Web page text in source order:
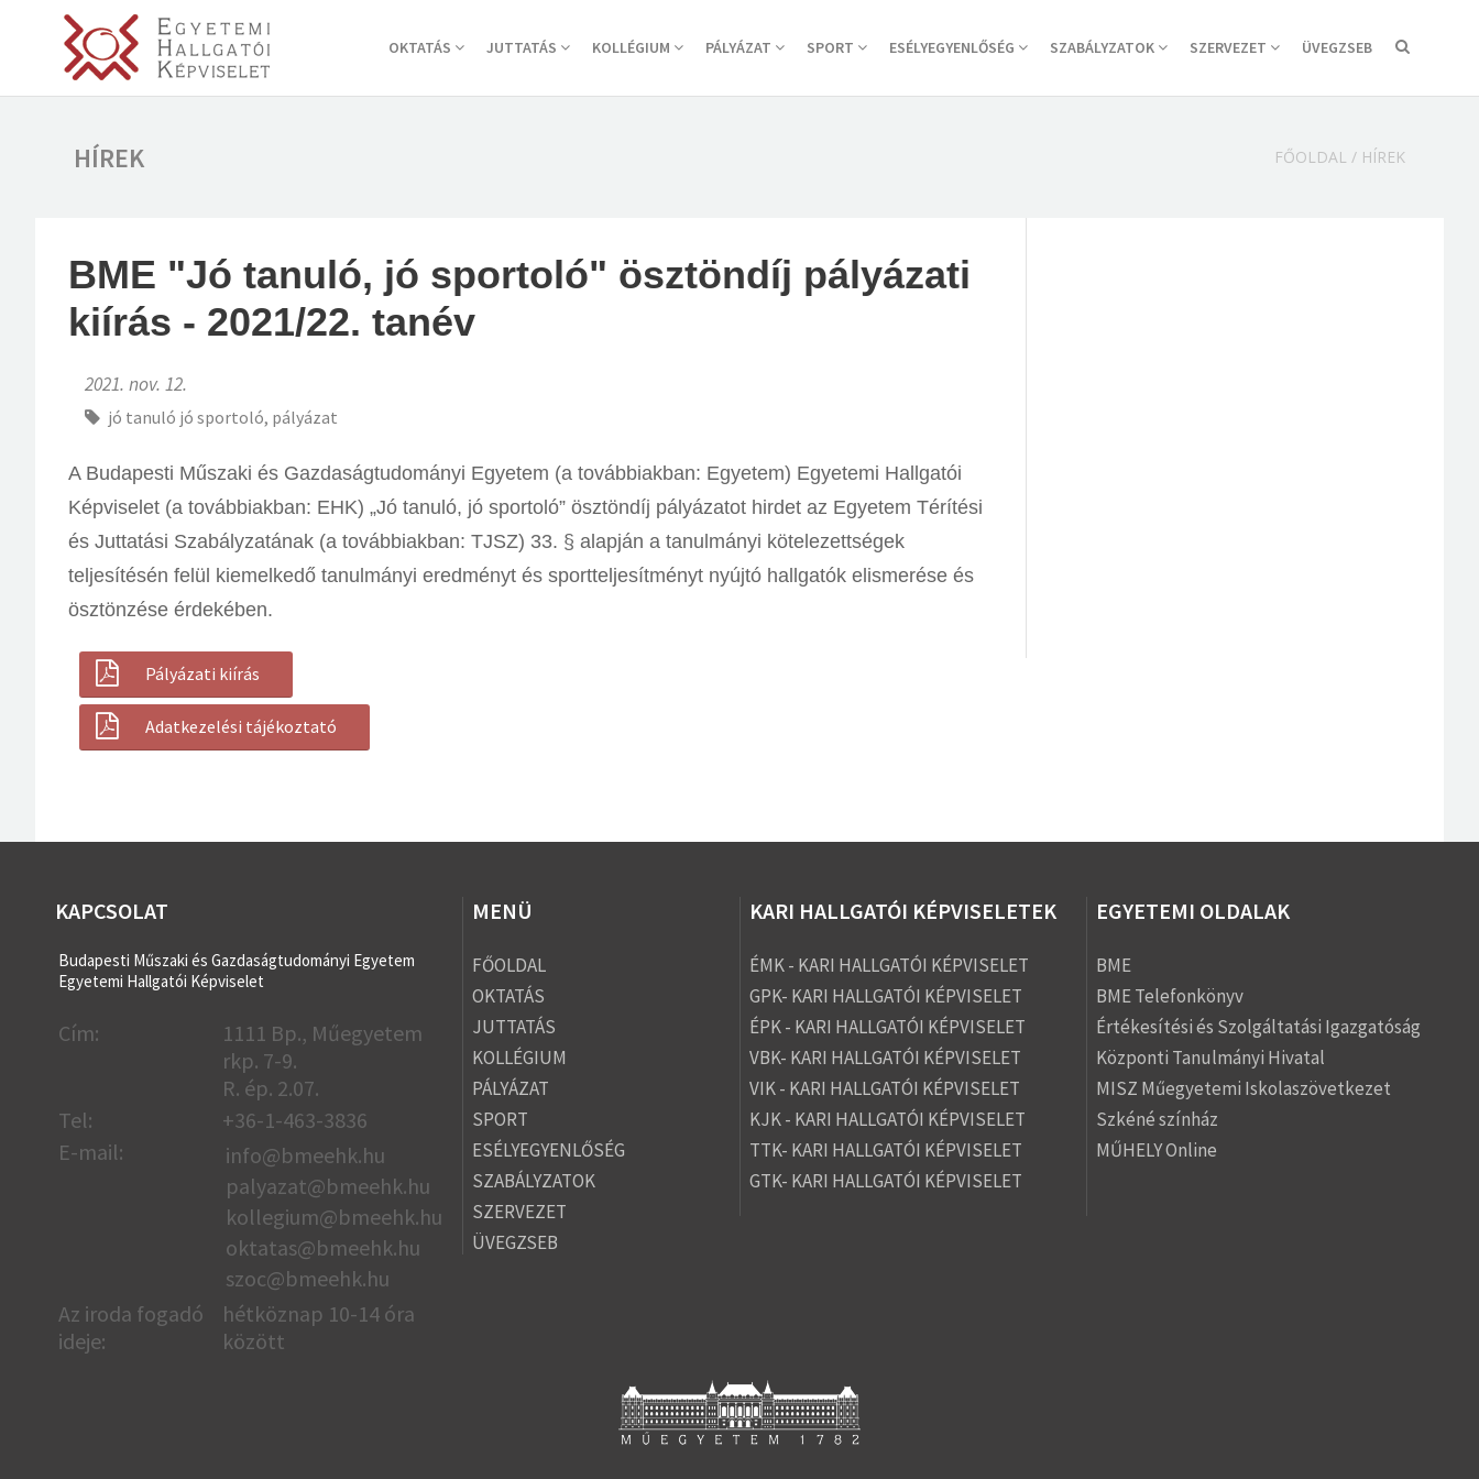
OKTATÁS JUTTATÁS KOLLÉGIUM PÁLYÁZAT SPORT ESÉLYEGYENLŐSÉG SZABÁLYZATOK SZERVEZET ÜVEGZSEB
HÍREK FŐOLDAL / HÍREK
BME "Jó tanuló, jó sportoló" ösztöndíj pályázati
kiírás - 2021/22. tanév
2021. nov. 12.
jó tanuló jó sportoló, pályázat
A Budapesti Műszaki és Gazdaságtudományi Egyetem (a továbbiakban: Egyetem) Egyetemi Hallgatói
Képviselet (a továbbiakban: EHK) „Jó tanuló, jó sportoló” ösztöndíj pályázatot hirdet az Egyetem Térítési
és Juttatási Szabályzatának (a továbbiakban: TJSZ) 33. § alapján a tanulmányi kötelezettségek
teljesítésén felül kiemelkedő tanulmányi eredményt és sportteljesítményt nyújtó hallgatók elismerése és
ösztönzése érdekében.
Pályázati kiírás
Adatkezelési tájékoztató
KAPCSOLAT
Budapesti Műszaki és Gazdaságtudományi Egyetem
Egyetemi Hallgatói Képviselet
Cím:
1111 Bp., Műegyetem
rkp. 7-9.
R. ép. 2.07.
Tel:
+36-1-463-3836
E-mail:
info@bmeehk.hu
palyazat@bmeehk.hu
kollegium@bmeehk.hu
oktatas@bmeehk.hu
szoc@bmeehk.hu
Az iroda fogadó
ideje:
hétköznap 10-14 óra
között
MENÜ
FŐOLDAL
OKTATÁS
JUTTATÁS
KOLLÉGIUM
PÁLYÁZAT
SPORT
ESÉLYEGYENLŐSÉG
SZABÁLYZATOK
SZERVEZET
ÜVEGZSEB
KARI HALLGATÓI KÉPVISELETEK
ÉMK - KARI HALLGATÓI KÉPVISELET
GPK- KARI HALLGATÓI KÉPVISELET
ÉPK - KARI HALLGATÓI KÉPVISELET
VBK- KARI HALLGATÓI KÉPVISELET
VIK - KARI HALLGATÓI KÉPVISELET
KJK - KARI HALLGATÓI KÉPVISELET
TTK- KARI HALLGATÓI KÉPVISELET
GTK- KARI HALLGATÓI KÉPVISELET
EGYETEMI OLDALAK
BME
BME Telefonkönyv
Értékesítési és Szolgáltatási Igazgatóság
Központi Tanulmányi Hivatal
MISZ Műegyetemi Iskolaszövetkezet
Szkéné színház
MŰHELY Online